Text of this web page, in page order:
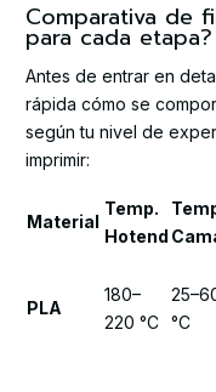
Comparativa de
para cada etapa?
Antes de entrar en
rápida cómo se
según tu nivel de
imprimir:
Material
Temp.
Hotend
PLA
180–
220 °C °C